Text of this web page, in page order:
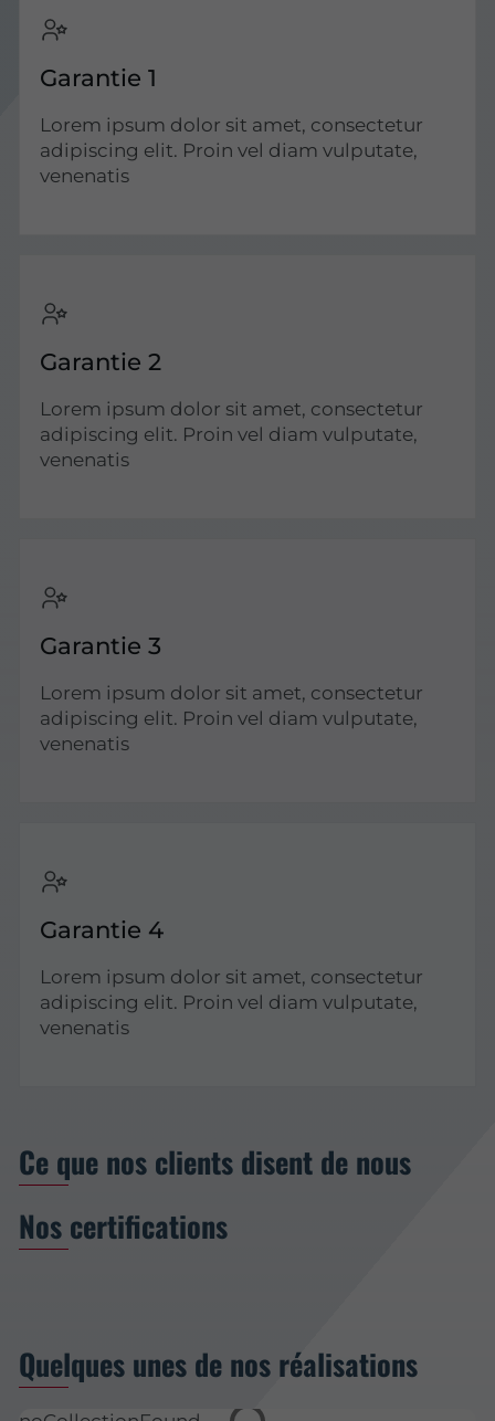
Garantie 1
Lorem ipsum dolor sit amet, consectetur
adipiscing elit. Proin vel diam vulputate,
venenatis
Garantie 2
Lorem ipsum dolor sit amet, consectetur
adipiscing elit. Proin vel diam vulputate,
venenatis
Garantie 3
Lorem ipsum dolor sit amet, consectetur
adipiscing elit. Proin vel diam vulputate,
venenatis
Garantie 4
Lorem ipsum dolor sit amet, consectetur
adipiscing elit. Proin vel diam vulputate,
venenatis
Ce que nos clients disent de nous
Nos certifications
Quelques unes de nos réalisations